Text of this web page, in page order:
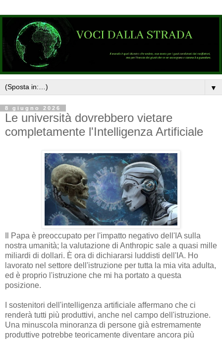
▼
8 giugno 2026
Le università dovrebbero vietare
completamente l'Intelligenza Artificiale
Il Papa è preoccupato per l'impatto negativo dell'IA sulla
nostra umanità; la valutazione di Anthropic sale a quasi mille
miliardi di dollari. È ora di dichiararsi luddisti dell'IA. Ho
lavorato nel settore dell'istruzione per tutta la mia vita adulta,
ed è proprio l'istruzione che mi ha portato a questa
posizione.
I sostenitori dell'intelligenza artificiale affermano che ci
renderà tutti più produttivi, anche nel campo dell'istruzione.
Una minuscola minoranza di persone già estremamente
produttive potrebbe teoricamente diventare ancora più